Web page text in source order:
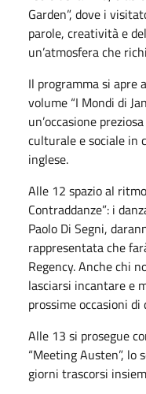
Garden”, dove i
parole, creatività e
un’atmosfera che
Il programma si apre
volume “I Mondi di
un’occasione
culturale e sociale in
inglese.
Alle 12 spazio al
Contraddanze”: i
Paolo Di Segni,
rappresentata che
Regency. Anche chi
lasciarsi incantare e
prossime occasioni di
Alle 13 si prosegue
“Meeting Austen”,
giorni trascorsi